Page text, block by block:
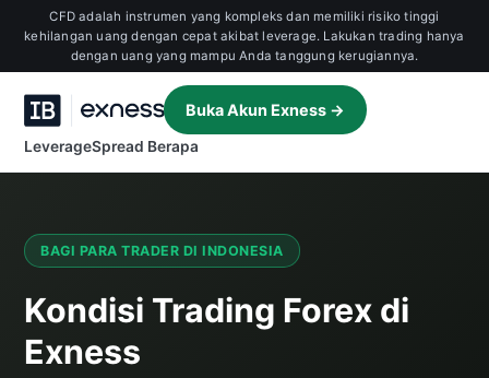
CFD adalah instrumen yang kompleks dan memiliki risiko tinggi
kehilangan uang dengan cepat akibat leverage. Lakukan trading hanya
dengan uang yang mampu Anda tanggung kerugiannya.
LeverageSpread Berapa
Buka Akun Exness →
BAGI PARA TRADER DI INDONESIA
Kondisi Trading Forex di
Exness